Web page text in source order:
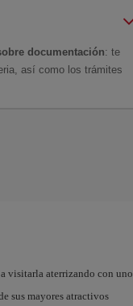
documentación: te
así como los trámites
visitarla aterrizando con uno
sus mayores atractivos